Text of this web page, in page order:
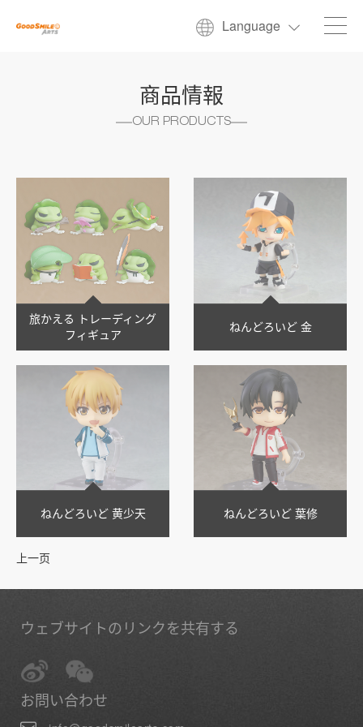
Language
商品情報
OUR PRODUCTS
旅かえる トレーディング
フィギュア
ねんどろいど 金
ねんどろいど 黄少天 ねんどろいど 葉修
上一页
ウェブサイトのリンクを共有する
お問い合わせ